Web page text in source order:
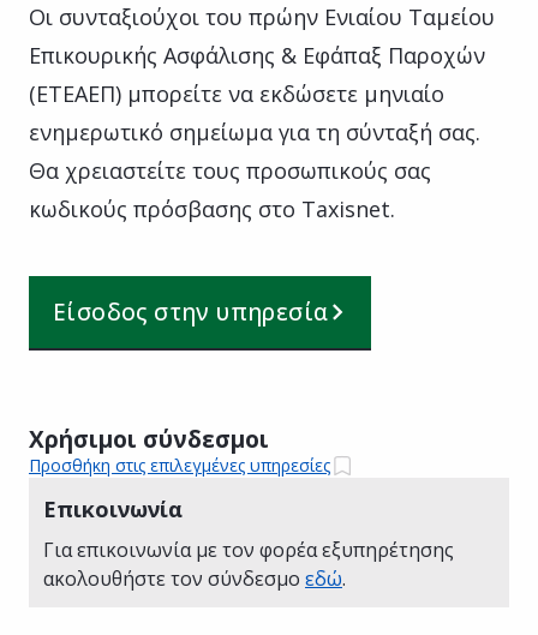
Οι συνταξιούχοι του πρώην Ενιαίου Ταμείου
Επικουρικής Ασφάλισης & Εφάπαξ Παροχών
(ΕΤΕΑΕΠ) μπορείτε να εκδώσετε μηνιαίο
ενημερωτικό σημείωμα για τη σύνταξή σας.
Θα χρειαστείτε τους προσωπικούς σας
κωδικούς πρόσβασης στο Taxisnet.
Είσοδος στην υπηρεσία
Χρήσιμοι σύνδεσμοι
Προσθήκη στις επιλεγμένες υπηρεσίες
Επικοινωνία
Για επικοινωνία με τον φορέα εξυπηρέτησης
ακολουθήστε τον σύνδεσμο εδώ.